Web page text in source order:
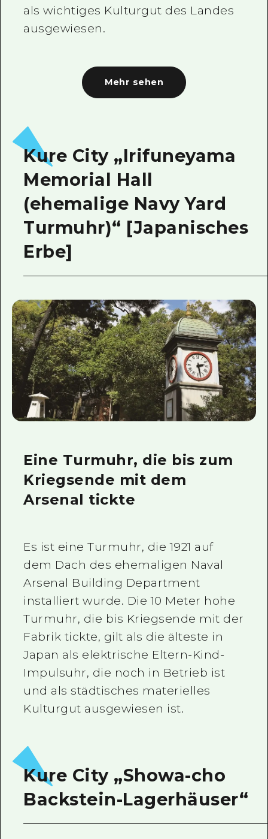
als wichtiges Kulturgut des Landes
ausgewiesen.
Mehr sehen
Kure City „Irifuneyama
Memorial Hall
(ehemalige Navy Yard
Turmuhr)“ [Japanisches
Erbe]
Eine Turmuhr, die bis zum
Kriegsende mit dem
Arsenal tickte
Es ist eine Turmuhr, die 1921 auf
dem Dach des ehemaligen Naval
Arsenal Building Department
installiert wurde. Die 10 Meter hohe
Turmuhr, die bis Kriegsende mit der
Fabrik tickte, gilt als die älteste in
Japan als elektrische Eltern-Kind-
Impulsuhr, die noch in Betrieb ist
und als städtisches materielles
Kulturgut ausgewiesen ist.
Kure City „Showa-cho
Backstein-Lagerhäuser“